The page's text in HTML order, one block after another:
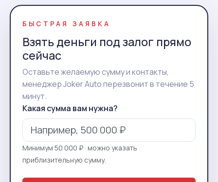
БЫСТРАЯ ЗАЯВКА
Взять деньги под залог прямо
сейчас
Оставьте желаемую сумму и контакты,
менеджер Joker Auto перезвонит в течение 5
минут.
Какая сумма вам нужна?
Минимум 50 000 ₽ · можно указать
приблизительную сумму.